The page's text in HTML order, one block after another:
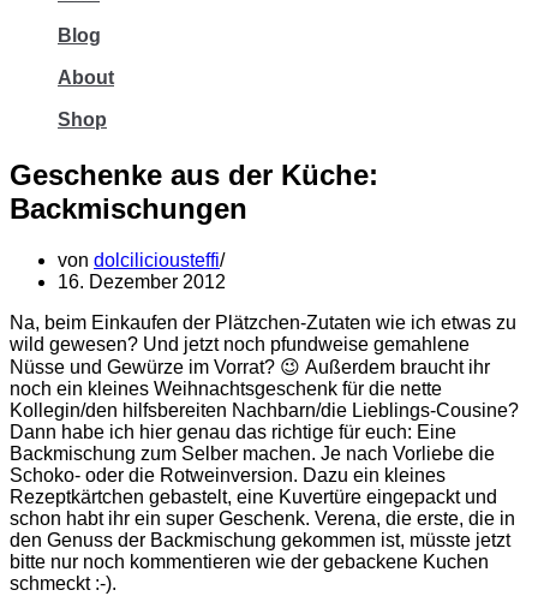
Blog
About
Shop
Geschenke aus der Küche:
Backmischungen
von dolciliciousteffi
16. Dezember 2012
Na, beim Einkaufen der Plätzchen-Zutaten wie ich etwas zu
wild gewesen? Und jetzt noch pfundweise gemahlene
Nüsse und Gewürze im Vorrat? 😉 Außerdem braucht ihr
noch ein kleines Weihnachtsgeschenk für die nette
Kollegin/den hilfsbereiten Nachbarn/die Lieblings-Cousine?
Dann habe ich hier genau das richtige für euch: Eine
Backmischung zum Selber machen. Je nach Vorliebe die
Schoko- oder die Rotweinversion. Dazu ein kleines
Rezeptkärtchen gebastelt, eine Kuvertüre eingepackt und
schon habt ihr ein super Geschenk. Verena, die erste, die in
den Genuss der Backmischung gekommen ist, müsste jetzt
bitte nur noch kommentieren wie der gebackene Kuchen
schmeckt :-).